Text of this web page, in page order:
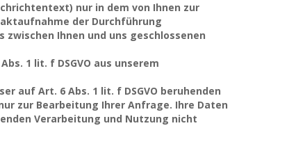
nur in dem von Ihnen zur
der Durchführung
Ihnen und uns geschlossenen
1 lit. f DSGVO aus unserem
auf Art. 6 Abs. 1 lit. f DSGVO beruhenden
zur Bearbeitung Ihrer Anfrage. Ihre Daten
Verarbeitung und Nutzung nicht